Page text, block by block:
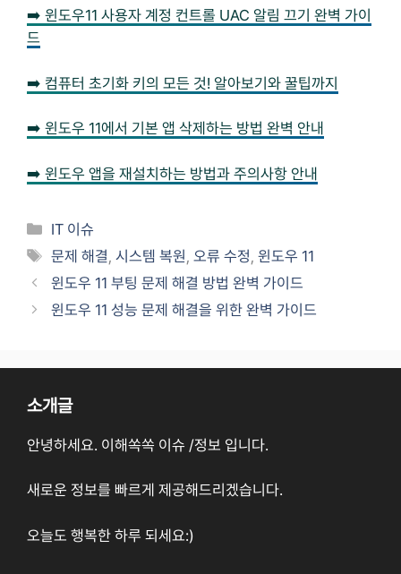
➡️ 윈도우11 사용자 계정 컨트롤 UAC 알림 끄기 완벽 가이
드
➡️ 컴퓨터 초기화 키의 모든 것! 알아보기와 꿀팁까지
➡️ 윈도우 11에서 기본 앱 삭제하는 방법 완벽 안내
➡️ 윈도우 앱을 재설치하는 방법과 주의사항 안내
카
테
리
IT 이슈
태
그
문제 해결 ,시스템 복원 ,오류 수정 ,윈도우 11
윈도우 11 부팅 문제 해결 방법 완벽 가이드
윈도우 11 성능 문제 해결을 위한 완벽 가이드
소개글
안녕하세요. 이해쏙쏙 이슈 /정보 입니다.
새로운 정보를 빠르게 제공해드리겠습니다.
오늘도 행복한 하루 되세요:)